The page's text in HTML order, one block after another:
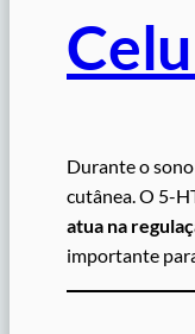
Durante o
cutânea. O 5-
atua na
importante